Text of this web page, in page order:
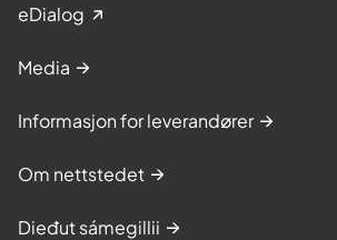
eDialog
Media
Informasjon for leverandører
Om nettstedet
Dieđut sámegillii